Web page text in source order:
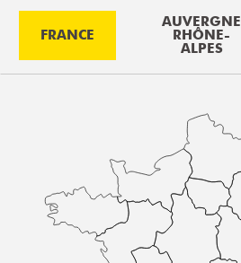
FRANCE
AUVERGNE
RHÔNE-
ALPES